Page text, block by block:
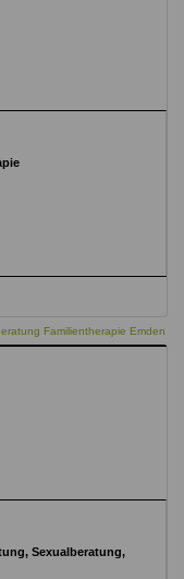
Familientherapie Emden
Sexualberatung,